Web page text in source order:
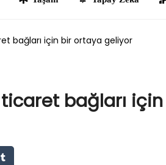
bağları için bir ortaya geliyor
bağları